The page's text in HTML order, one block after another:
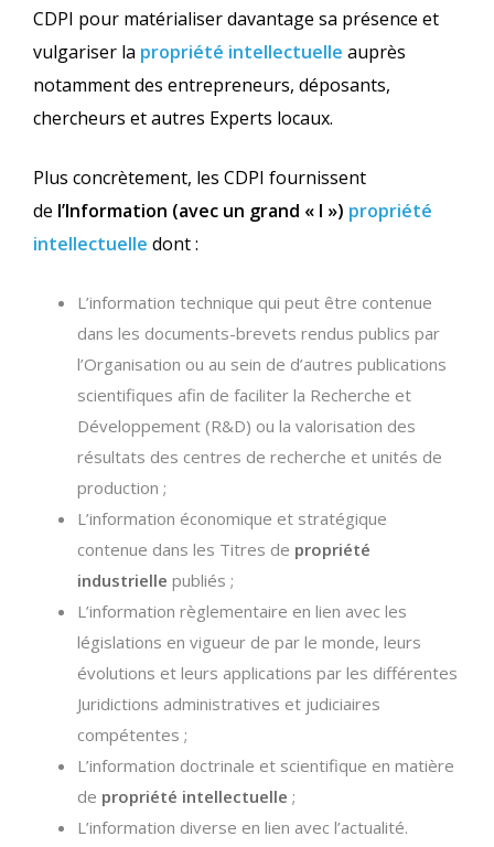
CDPI pour matérialiser davantage sa présence et
vulgariser la propriété intellectuelle auprès
notamment des entrepreneurs, déposants,
chercheurs et autres Experts locaux.
Plus concrètement, les CDPI fournissent
de l’Information (avec un grand « I ») propriété
intellectuelle dont :
L’information technique qui peut être contenue
dans les documents-brevets rendus publics par
l’Organisation ou au sein de d’autres publications
scientifiques afin de faciliter la Recherche et
Développement (R&D) ou la valorisation des
résultats des centres de recherche et unités de
production ;
L’information économique et stratégique
contenue dans les Titres de propriété
industrielle publiés ;
L’information règlementaire en lien avec les
législations en vigueur de par le monde, leurs
évolutions et leurs applications par les différentes
Juridictions administratives et judiciaires
compétentes ;
L’information doctrinale et scientifique en matière
de propriété intellectuelle ;
L’information diverse en lien avec l’actualité.